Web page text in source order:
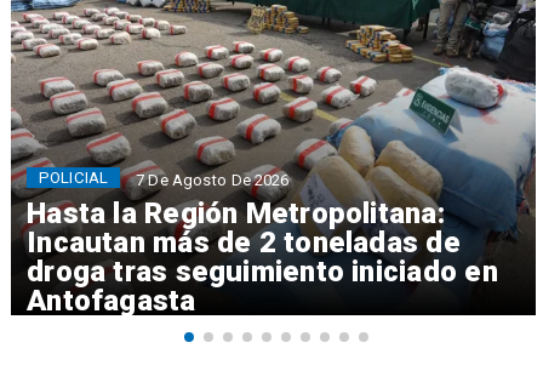
Hasta la Región Metropolitana:
Incautan más de 2 toneladas de
droga tras seguimiento iniciado en
Antofagasta
POLICIAL 7 De Agosto De 2026